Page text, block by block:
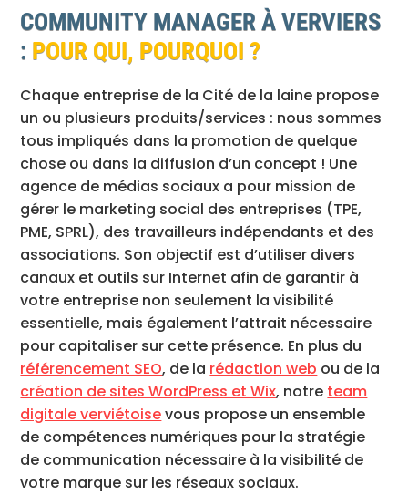
COMMUNITY MANAGER À VERVIERS
: POUR QUI, POURQUOI ?
Chaque entreprise de la Cité de la laine propose
un ou plusieurs produits/services : nous sommes
tous impliqués dans la promotion de quelque
chose ou dans la diffusion d’un concept ! Une
agence de médias sociaux a pour mission de
gérer le marketing social des entreprises (TPE,
PME, SPRL), des travailleurs indépendants et des
associations. Son objectif est d’utiliser divers
canaux et outils sur Internet afin de garantir à
votre entreprise non seulement la visibilité
essentielle, mais également l’attrait nécessaire
pour capitaliser sur cette présence. En plus du
référencement SEO, de la rédaction web ou de la
création de sites WordPress et Wix, notre team
digitale verviétoisevous propose un ensemble
de compétences numériques pour la stratégie
de communication nécessaire à la visibilité de
votre marque sur les réseaux sociaux.